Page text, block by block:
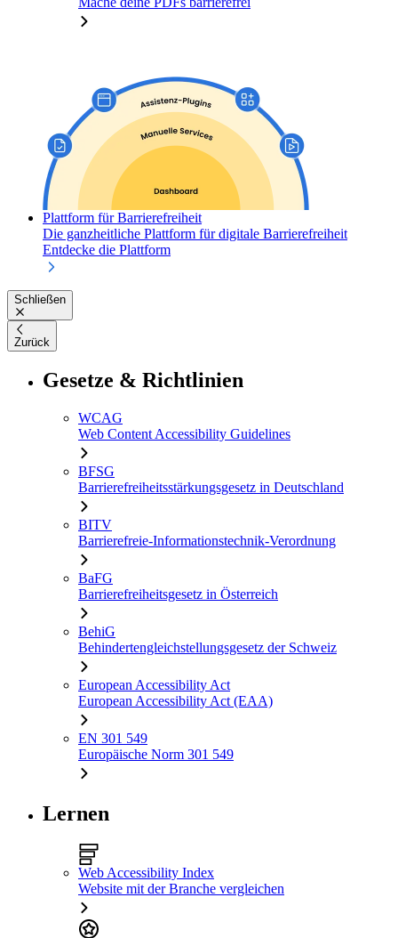
Plattform für Barrierefreiheit
Die ganzheitliche Plattform für digitale Barrierefreiheit
Entdecke die Plattform
Schließen
Zurück
Gesetze & Richtlinien
WCAG
Web Content Accessibility Guidelines
BFSG
Barrierefreiheitsstärkungsgesetz in Deutschland
BITV
Barrierefreie-Informationstechnik-Verordnung
BaFG
Barrierefreiheitsgesetz in Österreich
BehiG
Behindertengleichstellungsgesetz der Schweiz
European Accessibility Act
European Accessibility Act (EAA)
EN 301 549
Europäische Norm 301 549
Lernen
Web Accessibility Index
Website mit der Branche vergleichen